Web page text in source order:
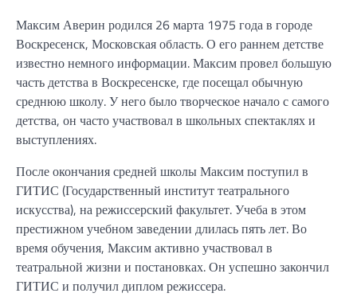
Максим Аверин родился 26 марта 1975 года в городе
Воскресенск, Московская область. О его раннем детстве
известно немного информации. Максим провел большую
часть детства в Воскресенске, где посещал обычную
среднюю школу. У него было творческое начало с самого
детства, он часто участвовал в школьных спектаклях и
выступлениях.
После окончания средней школы Максим поступил в
ГИТИС (Государственный институт театрального
искусства), на режиссерский факультет. Учеба в этом
престижном учебном заведении длилась пять лет. Во
время обучения, Максим активно участвовал в
театральной жизни и постановках. Он успешно закончил
ГИТИС и получил диплом режиссера.